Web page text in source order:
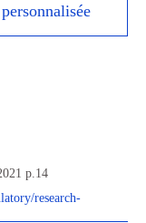
p.14
research-